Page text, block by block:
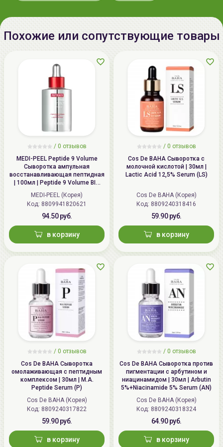
Способ применения:нанесите необходимое
кожу лица и шеи. Дайте средству впитаться.
Hydroxyacetophenone
(Skin-Conditioning Agents),
Polyisobutene (Viscosity
Increasing Agents), Sorbitan
Palmitate (Surfactants), Disodium
EDTA (Chelating Agents), Sorbitan
Oleate (Surfactants),
Ethylhexylglycerin (Skin-
Conditioning Agents), Carbomer
(Viscosity Increasing Agents),
Xanthan gum (Viscosity Increasing
Agents), Arginine (pH Adjusters),
Caprylyl/Capryl Glucoside
(Surfactants), 1,2-Hexanediol
не указывается
Срок годности:
смотрите на упаковке (гггг мм
дд)
Производитель:
[PURITO] HINATURE Inc. E-dong
908 ho, Smartvalley, Songdo Mirae-
ro 30 Yeonsu-gu Incheon 21990
Korea
Импортер в
Беларусь:
ИП Мигаль Наталья Петровна,
УНП 192179286 Беларусь,
220020 Минск, ул.Радужная 4/1-
136. www.allcosmetics.by, E-mail:
info@allcosmetics.by,
тел.:+375296131336
Похожие или сопутствующие товары
/ 0 отзывов
MEDI-PEEL Peptide 9 Volume
Сыворотка ампульная
восстанавливающая пептидная
| 100мл | Peptide 9 Volume BIO
TOX Ampoule Pro
MEDI-PEEL (Корея)
Код: 8809941820621
94.50 руб.
в корзину
/ 0 отзывов
Cos De BAHA Сыворотка с
молочной кислотой | 30мл |
Lactic Acid 12,5% Serum (LS)
Cos De BAHA (Корея)
Код: 8809240318416
59.90 руб.
в корзину
/ 0 отзывов
Cos De BAHA Сыворотка
омолаживающая с пептидным
комплексом | 30мл | M.A.
Peptide Serum (P)
Cos De BAHA (Корея)
Код: 8809240317822
59.90 руб.
в корзину
/ 0 отзывов
Cos De BAHA Сыворотка против
пигментации с арбутином и
ниацинамидом | 30мл | Arbutin
5%+Niacinamide 5% Serum (AN)
Cos De BAHA (Корея)
Код: 8809240318324
64.90 руб.
в корзину